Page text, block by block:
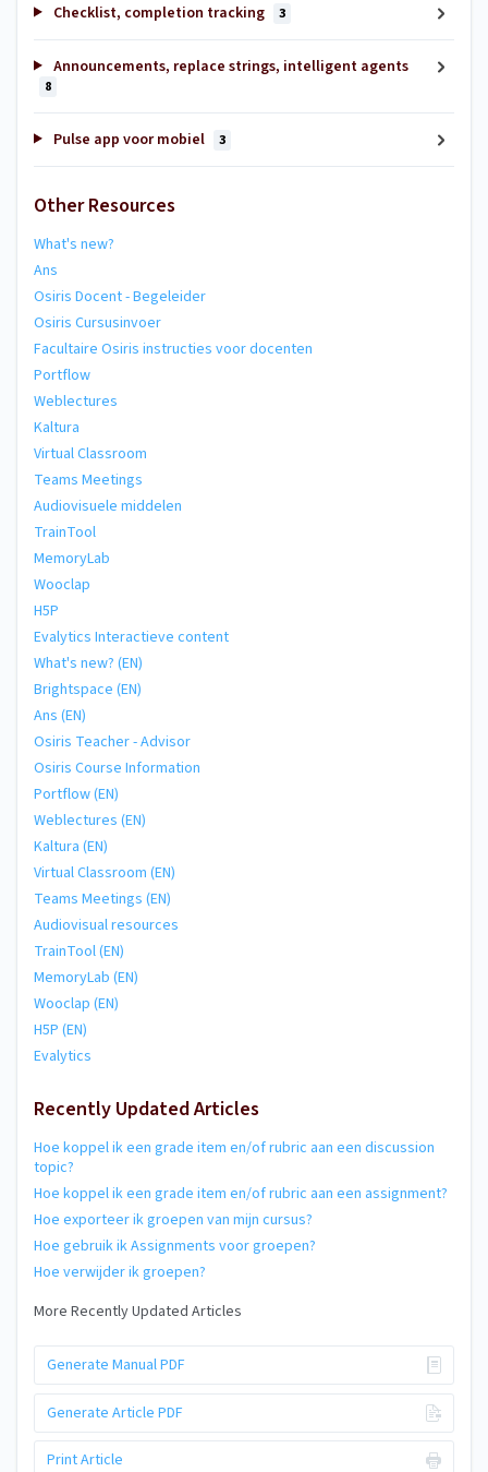
Checklist, completion tracking 3
Announcements, replace strings, intelligent agents
8
Pulse app voor mobiel 3
Other Resources
What's new?
Ans
Osiris Docent - Begeleider
Osiris Cursusinvoer
Facultaire Osiris instructies voor docenten
Portflow
Weblectures
Kaltura
Virtual Classroom
Teams Meetings
Audiovisuele middelen
TrainTool
MemoryLab
Wooclap
H5P
Evalytics Interactieve content
What's new? (EN)
Brightspace (EN)
Ans (EN)
Osiris Teacher - Advisor
Osiris Course Information
Portflow (EN)
Weblectures (EN)
Kaltura (EN)
Virtual Classroom (EN)
Teams Meetings (EN)
Audiovisual resources
TrainTool (EN)
MemoryLab (EN)
Wooclap (EN)
H5P (EN)
Evalytics
Recently Updated Articles
Hoe koppel ik een grade item en/of rubric aan een discussion
topic?
Hoe koppel ik een grade item en/of rubric aan een assignment?
Hoe exporteer ik groepen van mijn cursus?
Hoe gebruik ik Assignments voor groepen?
Hoe verwijder ik groepen?
More Recently Updated Articles
Generate Manual PDF
Generate Article PDF
Print Article